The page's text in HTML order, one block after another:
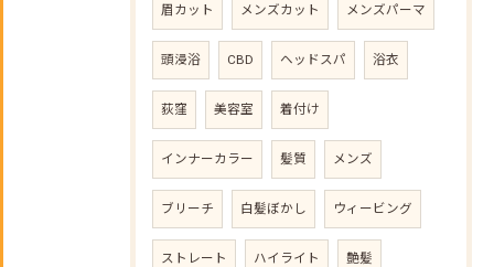
眉カット メンズカット メンズパーマ
頭浸浴 CBD ヘッドスパ 浴衣
荻窪 美容室 着付け
インナーカラー 髪質 メンズ
ブリーチ 白髪ぼかし ウィービング
ストレート ハイライト 艶髪